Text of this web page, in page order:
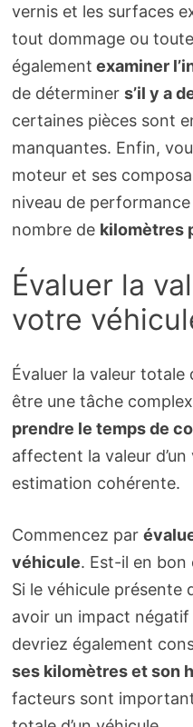
vernis et les surfaces
tout dommage ou
également examiner
de déterminer s’il y a
certaines pièces sont
manquantes. Enfin,
moteur et ses
niveau de
nombre de kilomètres
Évaluer la
votre
Évaluer la valeur
être une tâche
prendre le temps de
affectent la valeur
estimation cohérente.
Commencez par
véhicule. Est-il en
Si le véhicule présente
avoir un impact
devriez également
ses kilomètres et son
facteurs sont